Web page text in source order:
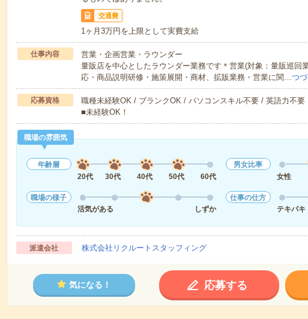
交通費
1ヶ月3万円を上限として実費支給
仕事内容
営業・企画営業・ラウンダー
量販店を中心としたラウンダー業務です＊営業(対象：量販巡回
応・商品説明研修・施策展開・商材、拡販業務・営業に関…つ
応募資格
職種未経験OK / ブランクOK / パソコンスキル不要 / 英語力不要
■未経験OK！
職場の雰囲気
年齢層
20代
30代 40代 50代 60代
男女比率
女性
職場の様子
活気がある
しずか
仕事の仕方
テキパキ
派遣会社 株式会社リクルートスタッフィング
気になる！ 応募する